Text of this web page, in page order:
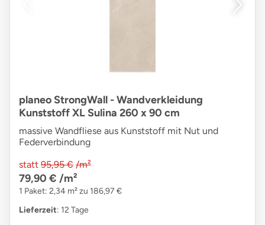
planeo StrongWall - Wandverkleidung
Kunststoff XL Sulina 260 x 90 cm
massive Wandfliese aus Kunststoff mit Nut und
Federverbindung
statt 95,95 € /m²
79,90 € /m²
1 Paket: 2,34 m² zu 186,97 €
Lieferzeit: 12 Tage